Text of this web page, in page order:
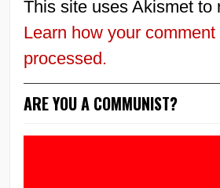
This site uses Akismet to
Learn how your
processed.
ARE YOU A COMMUNIST?